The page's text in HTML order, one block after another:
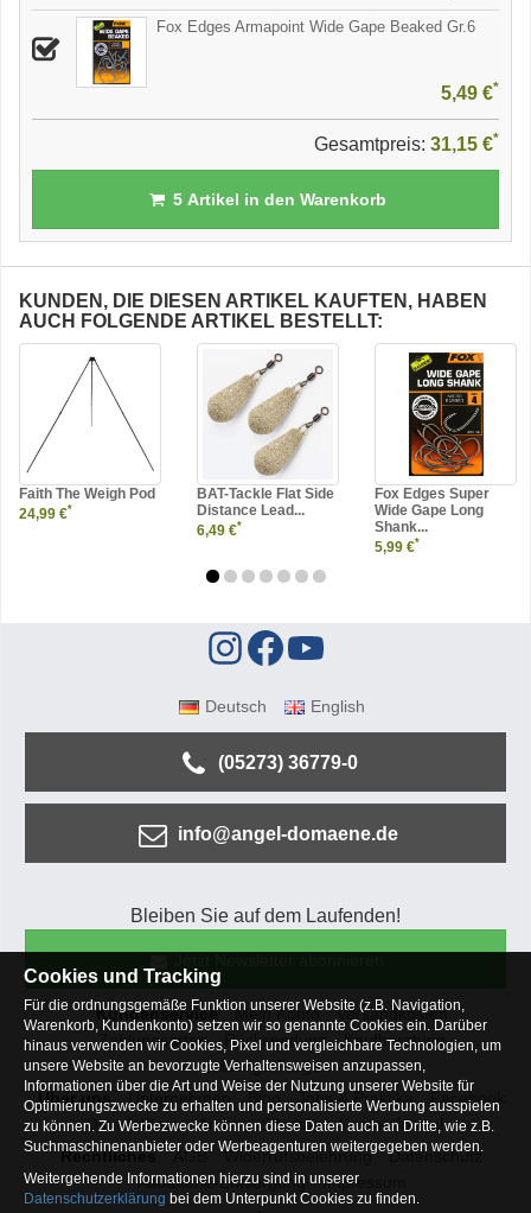
Fox Edges Armapoint Wide Gape Beaked Gr.6
5,49 €*
Gesamtpreis: 31,15 €*
5Artikel in den Warenkorb
KUNDEN, DIE DIESEN ARTIKEL KAUFTEN, HABEN
AUCH FOLGENDE ARTIKEL BESTELLT:
Faith The Weigh Pod
24,99 €*
BAT-Tackle Flat Side
Distance Lead...
6,49 €*
Fox Edges Super
Wide Gape Long
Shank...
5,99 €*
Deutsch English
(05273) 36779-0
info@angel-domaene.de
Bleiben Sie auf dem Laufenden!
Kundenservice Mein Konto
Versandkosten
Zahlungsarten
Rücksendung
Kaufberatung
Häufige Fragen
Über uns
Unternehmen Blog Jobs & Praktika
Facebook
Osterfeldsee
Archiv Sitemap
Kontaktformular
Rechtliches
AGB Widerrufsbelehrung
Datenschutz
Altbatterie-Entsorgung
Impressum
Cookies und Tracking
Für die ordnungsgemäße Funktion unserer Website (z.B. Navigation,
Warenkorb, Kundenkonto) setzen wir so genannte Cookies ein. Darüber
hinaus verwenden wir Cookies, Pixel und vergleichbare Technologien, um
unsere Website an bevorzugte Verhaltensweisen anzupassen,
Informationen über die Art und Weise der Nutzung unserer Website für
Optimierungszwecke zu erhalten und personalisierte Werbung ausspielen
zu können. Zu Werbezwecke können diese Daten auch an Dritte, wie z.B.
Suchmaschinenanbieter oder Werbeagenturen weitergegeben werden.
Weitergehende Informationen hierzu sind in unserer
Datenschutzerklärung bei dem Unterpunkt Cookies zu finden.